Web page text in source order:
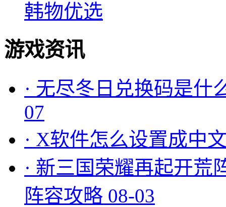
韩物优选
游戏资讯
· 无尽冬日兑换码是什
07
· X软件怎么设置成中
· 新三国荣耀再起开荒
阵容攻略 08-03